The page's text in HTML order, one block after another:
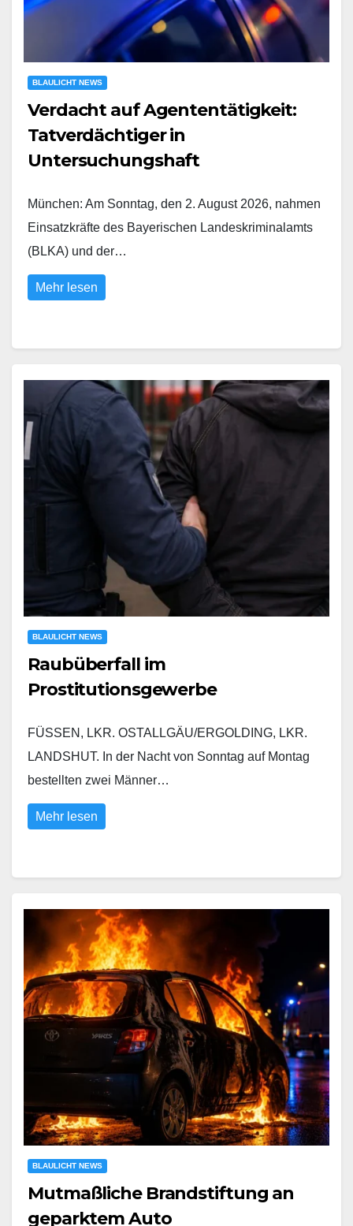
BLAULICHT NEWS
Verdacht auf Agententätigkeit:
Tatverdächtiger in
Untersuchungshaft
München: Am Sonntag, den 2. August 2026, nahmen
Einsatzkräfte des Bayerischen Landeskriminalamts
(BLKA) und der…
Mehr lesen
BLAULICHT NEWS
Raubüberfall im
Prostitutionsgewerbe
FÜSSEN, LKR. OSTALLGÄU/ERGOLDING, LKR.
LANDSHUT. In der Nacht von Sonntag auf Montag
bestellten zwei Männer…
Mehr lesen
BLAULICHT NEWS
Mutmaßliche Brandstiftung an
geparktem Auto